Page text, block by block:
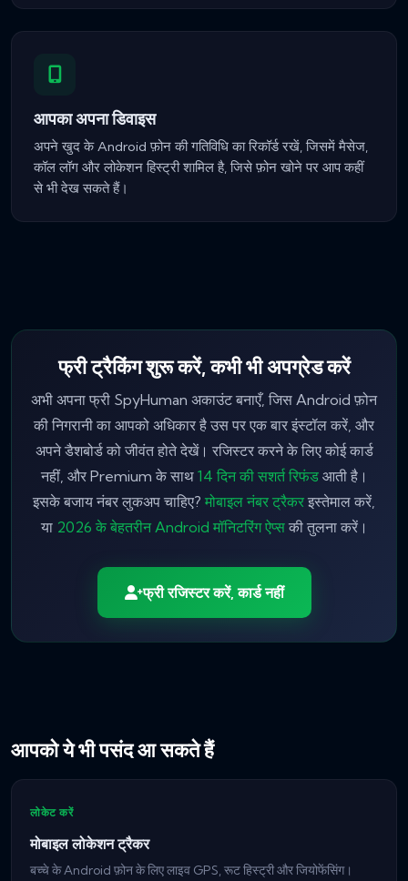
आपका अपना डिवाइस
अपने खुद के Android फ़ोन की गतिविधि का रिकॉर्ड रखें, जिसमें मैसेज,
कॉल लॉग और लोकेशन हिस्ट्री शामिल है, जिसे फ़ोन खोने पर आप कहीं
से भी देख सकते हैं।
फ्री ट्रैकिंग शुरू करें, कभी भी अपग्रेड करें
अभी अपना फ्री SpyHuman अकाउंट बनाएँ, जिस Android फ़ोन
की निगरानी का आपको अधिकार है उस पर एक बार इंस्टॉल करें, और
अपने डैशबोर्ड को जीवंत होते देखें। रजिस्टर करने के लिए कोई कार्ड
नहीं, और Premium के साथ 14 दिन की सशर्त रिफंडआती है।
इसके बजाय नंबर लुकअप चाहिए? मोबाइल नंबर ट्रैकर इस्तेमाल करें,
या 2026 के बेहतरीन Android मॉनिटरिंग ऐप्सकी तुलना करें।
फ्री रजिस्टर करें, कार्ड नहीं
आपको ये भी पसंद आ सकते हैं
लोकेट करें
मोबाइल लोकेशन ट्रैकर
बच्चे के Android फ़ोन के लिए लाइव GPS, रूट हिस्ट्री और जियोफेंसिंग।